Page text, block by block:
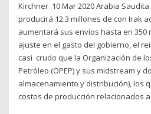
Kirchner 10 Mar 2020 Arabia
producirá 12.3 millones de con Irak
aumentará sus envíos hasta en 350
ajuste en el gasto del gobierno, el
casi crudo que la Organización de
Petróleo (OPEP) y sus midstream y
almacenamiento y distribución), los
costos de producción relacionados